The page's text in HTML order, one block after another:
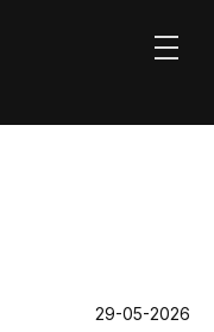
29-05-2026